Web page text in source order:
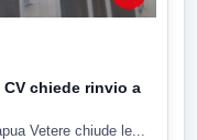
chiede rinvio a
Vetere chiude le...